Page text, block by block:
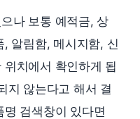
나 보통 예적금, 상
, 알림함, 메시지함, 신
치에서 확인하게 됩
지 않는다고 해서 결
검색창이 있다면